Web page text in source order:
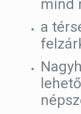
mind
a